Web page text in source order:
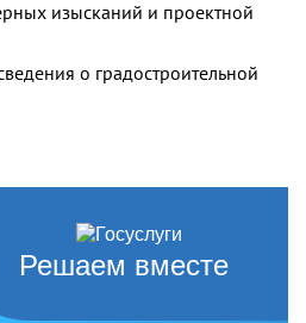
изысканий и проектной
о градостроительной
Решаем вместе